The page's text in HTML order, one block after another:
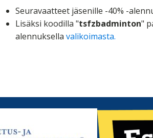
Seuravaatteet jäsenille -40% -
Lisäksi koodilla "tsfzbadminton"
alennuksella valikoimasta.